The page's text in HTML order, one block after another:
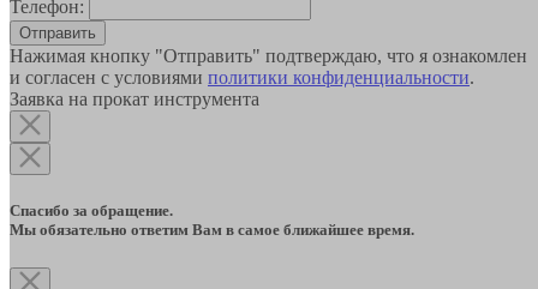
Телефон:
Отправить
Нажимая кнопку "Отправить" подтверждаю, что я ознакомлен
и согласен с условиями политики конфиденциальности.
Заявка на прокат инструмента
Спасибо за обращение.
Мы обязательно ответим Вам в самое ближайшее время.